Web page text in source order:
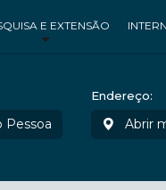
E EXTENSÃO
Pessoa
Endereço:
Abrir